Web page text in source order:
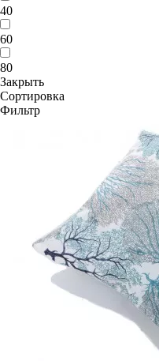
40
60
80
Закрыть
Сортировка
Фильтр